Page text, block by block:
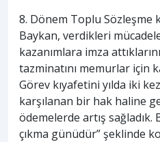
8. Dönem Toplu Sözleşme
Baykan, verdikleri
kazanımlara imza
tazminatını memurlar için
Görev kıyafetini yılda iki
karşılanan bir hak haline
ödemelerde artış
çıkma günüdür” şeklinde